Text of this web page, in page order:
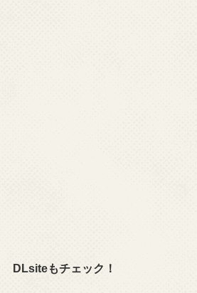
DLsiteもチェック！